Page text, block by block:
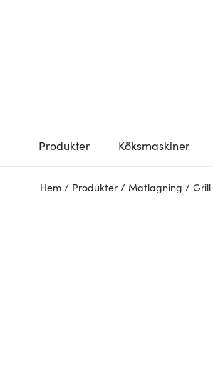
Produkter Köksmaskiner
Hem / Produkter / Matlagning / Grill